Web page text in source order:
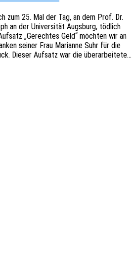
zum 25. Mal der Tag, an dem Prof. Dr.
an der Univer­si­tät Augs­burg, tödlich
„Gerech­tes Geld“ möch­ten wir an
seiner Frau Mari­an­ne Suhr für die
Dieser Aufsatz war die überarbeitete…